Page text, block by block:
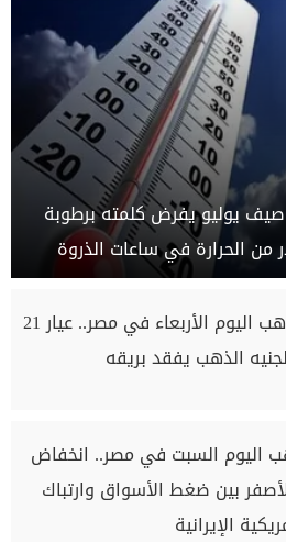
يوليو يفرض كلمته برطوبة
من الحرارة في ساعات الذروة
أسعار الذهب اليوم الأربعاء في مصر.. عيار 21
الذهب يفقد بريقه
اليوم السبت في مصر.. انخفاض
بين ضغط الأسواق وارتباك
الإيرانية